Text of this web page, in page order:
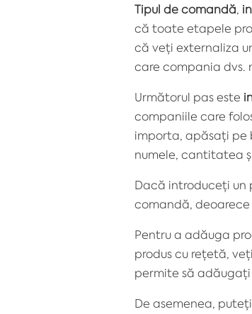
Tipul de comandă,
că toate etapele
că veți externaliza
care compania dvs.
Următorul pas este
companiile care
importa, apăsați pe
numele, cantitatea
Dacă introduceți un
comandă, deoarece
Pentru a adăuga
produs cu rețetă,
permite să
De asemenea, puteți